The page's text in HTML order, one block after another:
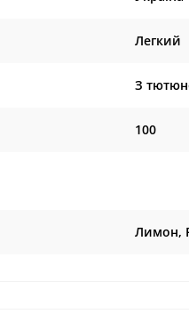
Легкий
З
100
Лимон,